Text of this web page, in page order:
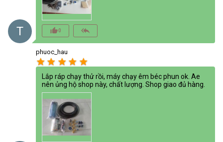
T thumb_up_alt0 reply_all
phuoc_hau
star star star star star
Lắp ráp chạy thử rồi, máy chạy êm béc phun ok. Ae
nên ủng hộ shop này, chất lượng. Shop giao đủ hàng.